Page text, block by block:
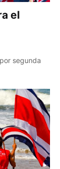
el
segunda